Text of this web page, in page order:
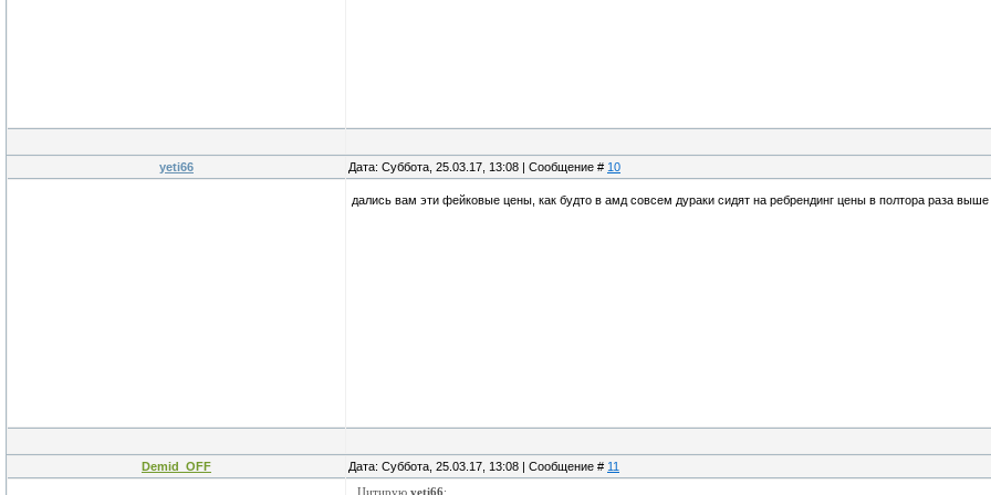
yeti66 Дата: Суббота, 25.03.17, 13:08 | Сообщение # 10
дались вам эти фейковые цены, как будто в амд совсем дураки сидят на ребрендинг цены в полтора раза выше
Demid_OFF Дата: Суббота, 25.03.17, 13:08 | Сообщение # 11
Цитирую yeti66: